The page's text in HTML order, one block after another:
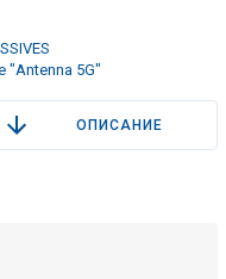
"Antenna 5G"
ОПИСАНИЕ